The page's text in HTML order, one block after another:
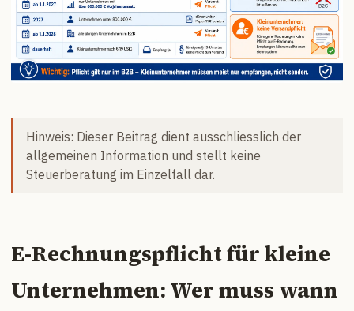
Hinweis: Dieser Beitrag dient ausschliesslich der
allgemeinen Information und stellt keine
Steuerberatung im Einzelfall dar.
E-Rechnungspflicht für kleine
Unternehmen: Wer muss wann